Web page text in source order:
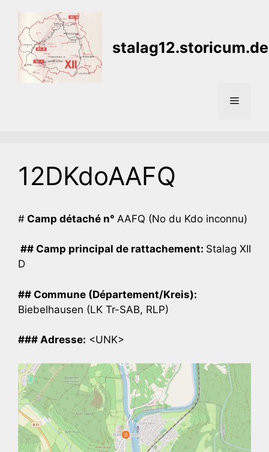
contenu
stalag12.storicum.de
Menu
12DKdoAAFQ
# Camp détaché n° AAFQ (No du Kdo inconnu)
## Camp principal de rattachement: Stalag XII
D
## Commune (Département/Kreis):
Biebelhausen (LK Tr-SAB, RLP)
### Adresse: <UNK>